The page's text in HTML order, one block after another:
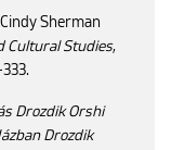
Sherman
Cultural Studies,
Drozdik Orshi
Drozdik